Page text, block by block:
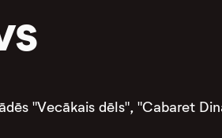
"Vecākais dēls", "Cabaret